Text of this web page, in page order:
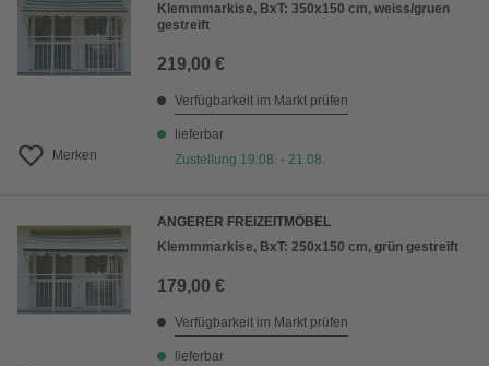
Merken
Klemmmarkise, BxT: 350x150 cm, weiss/gruen
gestreift
219,00 €
Verfügbarkeit im Markt prüfen
lieferbar
Zustellung 19.08. - 21.08.
ANGERER FREIZEITMÖBEL
Klemmmarkise, BxT: 250x150 cm, grün gestreift
179,00 €
Verfügbarkeit im Markt prüfen
lieferbar